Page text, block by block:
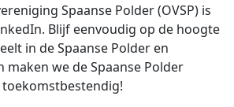
Spaanse Polder (OVSP) is
Blijf eenvoudig op de hoogte
in de Spaanse Polder en
maken we de Spaanse Polder